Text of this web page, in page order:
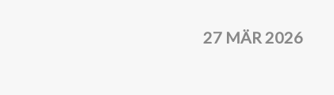
27 MÄR 2026